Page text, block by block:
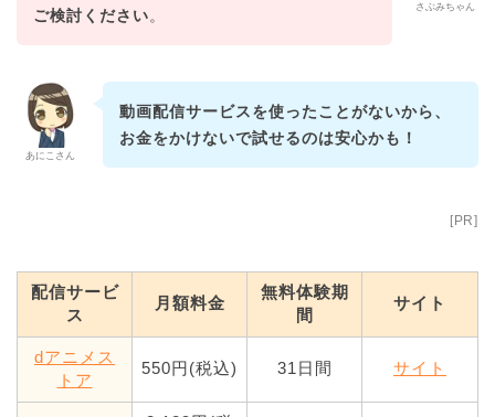
さぶみちゃん
ご検討ください。
あにこさん
動画配信サービスを使ったことがないから、
お金をかけないで試せるのは安心かも！
[PR]
配信サービ
ス
月額料金
無料体験期
間
サイト
dアニメス
トア
550円(税込) 31日間 サイト